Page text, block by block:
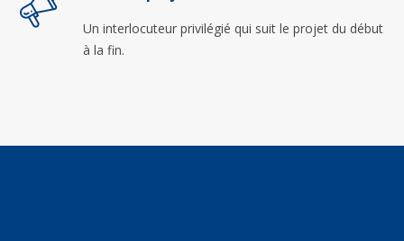
Un interlocuteur privilégié qui suit le projet du début
à la fin.